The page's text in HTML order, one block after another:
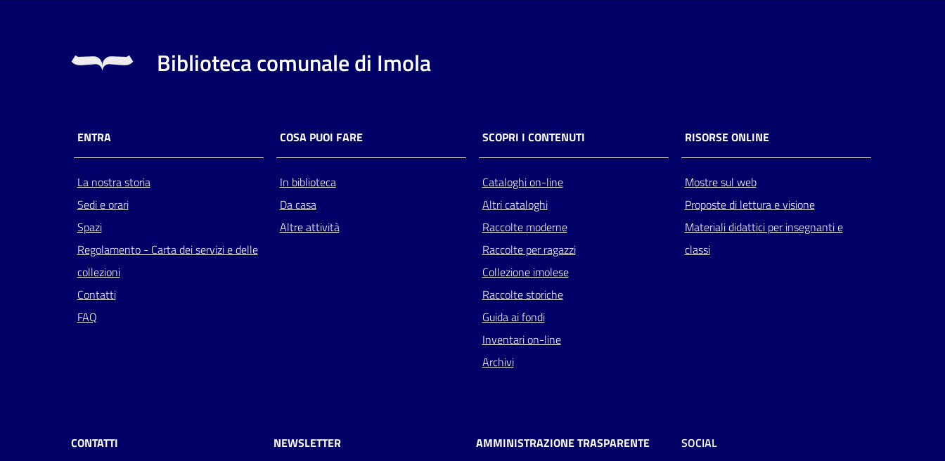
Biblioteca comunale di Imola
ENTRA
La nostra storia
Sedi e orari
Spazi
Regolamento - Carta dei servizi e delle
collezioni
Contatti
FAQ
COSA PUOI FARE
In biblioteca
Da casa
Altre attività
SCOPRI I CONTENUTI
Cataloghi on-line
Altri cataloghi
Raccolte moderne
Raccolte per ragazzi
Collezione imolese
Raccolte storiche
Guida ai fondi
Inventari on-line
Archivi
RISORSE ONLINE
Mostre sul web
Proposte di lettura e visione
Materiali didattici per insegnanti e
classi
CONTATTI NEWSLETTER AMMINISTRAZIONE TRASPARENTE SOCIAL